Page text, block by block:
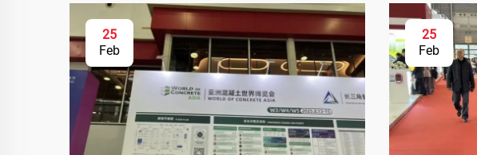
25
Feb
25
Feb